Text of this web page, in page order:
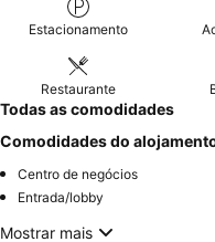
Estacionamento
Restaurante
Todas as comodidades
Comodidades do
Centro de negócios
Entrada/lobby
Mostrar mais